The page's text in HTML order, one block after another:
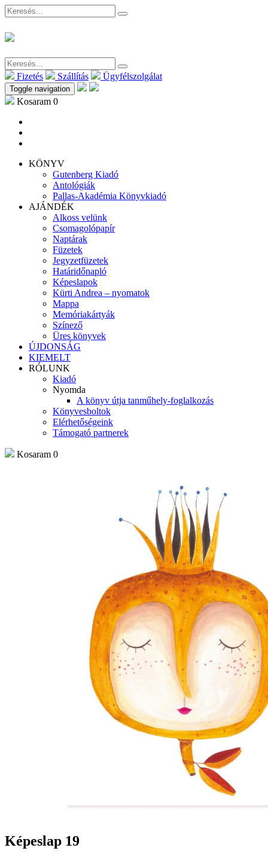
Fizetés Szállítás Ügyfélszolgálat
Toggle navigation
Kosaram 0
KÖNYV
Gutenberg Kiadó
Antológiák
Pallas-Akadémia Könyvkiadó
AJÁNDÉK
Alkoss velünk
Csomagolópapír
Naptárak
Füzetek
Jegyzetfüzetek
Határidőnapló
Képeslapok
Kürti Andrea – nyomatok
Mappa
Memóriakártyák
Színező
Üres könyvek
ÚJDONSÁG
KIEMELT
RÓLUNK
Kiadó
Nyomda
A könyv útja tanműhely-foglalkozás
Könyvesboltok
Elérhetőségeink
Támogató partnerek
Kosaram 0
Képeslap 19